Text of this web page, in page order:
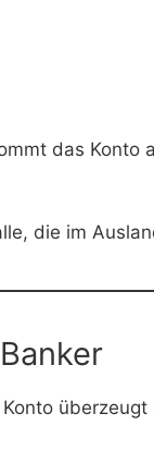
das Konto
die im